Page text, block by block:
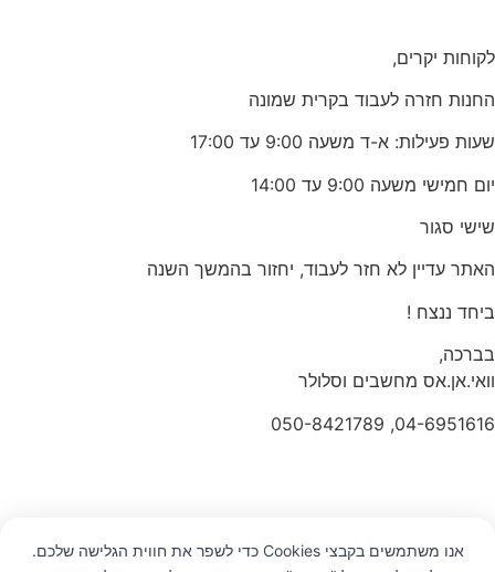
לקוחות יקרים,
החנות חזרה לעבוד בקרית שמונה
שעות פעילות: א-ד משעה 9:00 עד 17:00
יום חמישי משעה 9:00 עד 14:00
שישי סגור
האתר עדיין לא חזר לעבוד, יחזור בהמשך השנה
ביחד ננצח !
בברכה,
וואי.אן.אס מחשבים וסלולר
04-6951616, 050-8421789
אנו משתמשים בקבצי Cookies כדי לשפר את חווית הגלישה שלכם.